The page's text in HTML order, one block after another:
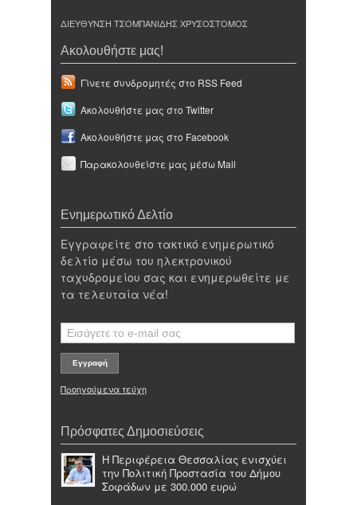
ΔΙΕΥΘΥΝΣΗ ΤΣΟΜΠΑΝΙΔΗΣ ΧΡΥΣΟΣΤΟΜΟΣ
Ακολουθήστε μας!
Γίνετε συνδρομητές στο RSS Feed
Ακολουθήστε μας στο Twitter
Ακολουθήστε μας στο Facebook
Παρακολουθείστε μας μέσω Mail
Ενημερωτικό Δελτίο
Εγγραφείτε στο τακτικό ενημερωτικό
δελτίο μέσω του ηλεκτρονικού
ταχυδρομείου σας και ενημερωθείτε με
τα τελευταία νέα!
Προηγούμενα τεύχη
Πρόσφατες Δημοσιεύσεις
Η Περιφέρεια Θεσσαλίας ενισχύει
την Πολιτική Προστασία του Δήμου
Σοφάδων με 300.000 ευρώ